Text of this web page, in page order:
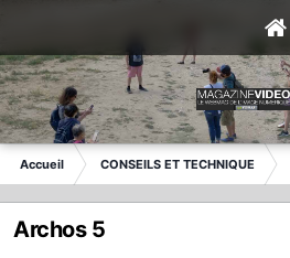
Accueil CONSEILS ET TECHNIQUE
Archos 5